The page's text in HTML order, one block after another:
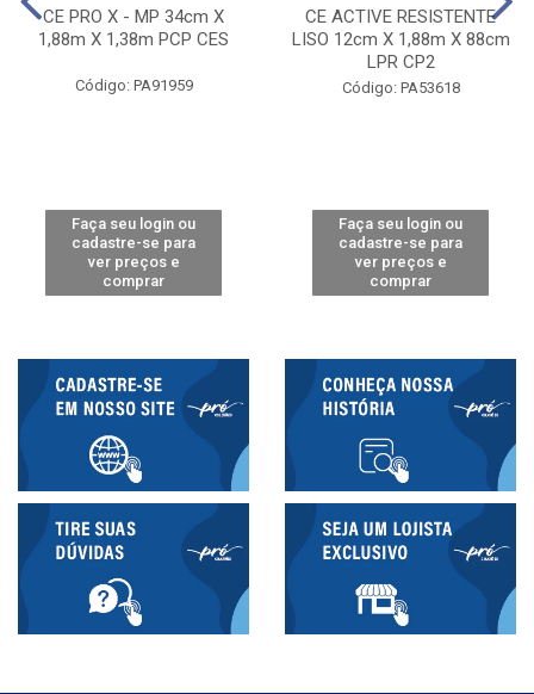
CE PRO X - MP 34cm X
1,88m X 1,38m PCP CES
Código: PA91959
Faça seu login ou
cadastre-se para
ver preços e
comprar
CE ACTIVE RESISTENTE
LISO 12cm X 1,88m X 88cm
LPR CP2
Código: PA53618
Faça seu login ou
cadastre-se para
ver preços e
comprar